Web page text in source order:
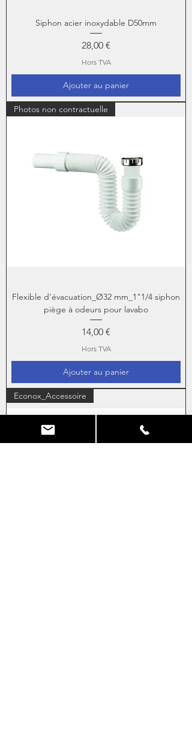
Siphon acier inoxydable D50mm
Prix
28,00 €
Hors TVA
Ajouter au panier
Photos non contractuelle
Flexible d'évacuation_Ø32 mm_1"1/4 siphon
piège à odeurs pour lavabo
Prix
14,00 €
Hors TVA
Ajouter au panier
Econox_Accessoire